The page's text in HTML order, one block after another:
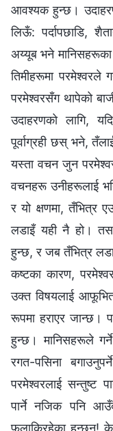
आवश्यक हुन्छ।
लिऊँ: पर्दापछाडि,
अय्यूब भने मानिसहरूका
तिमीहरूमा परमेश्‍वरले
परमेश्‍वरसँग थापेको
उदाहरणको लागि,
पूर्वाग्रही छस् भने,
यस्ता वचन जुन
वचनहरू उनीहरूलाई
र यो क्षणमा, तँभित्र
लडाइँ यही नै हो।
हुन्छ, र जब तँभित्र
कष्टका कारण,
उक्त विषयलाई
रूपमा हराएर जान्छ।
हुन्छ। मानिसहरूले
रगत-पसिना
परमेश्‍वरलाई सन्तुष्ट
पार्ने नजिक पनि
फलाकिरहेका हुन्छन्! के